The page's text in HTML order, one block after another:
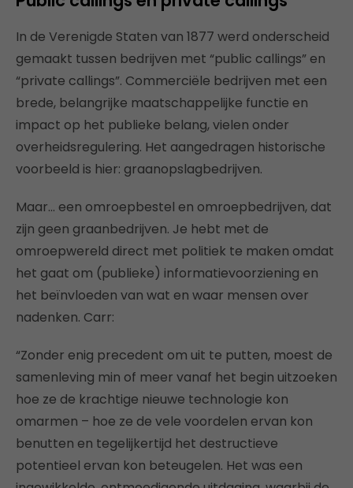
In de Verenigde Staten van 1877 werd onderscheid
gemaakt tussen bedrijven met “public callings” en
“private callings”. Commerciële bedrijven met een
brede, belangrijke maatschappelijke functie en
impact op het publieke belang, vielen onder
overheidsregulering. Het aangedragen historische
voorbeeld is hier: graanopslagbedrijven.
Maar… een omroepbestel en omroepbedrijven, dat
zijn geen graanbedrijven. Je hebt met de
omroepwereld direct met politiek te maken omdat
het gaat om (publieke) informatievoorziening en
het beïnvloeden van wat en waar mensen over
nadenken. Carr:
“Zonder enig precedent om uit te putten, moest de
samenleving min of meer vanaf het begin uitzoeken
hoe ze de krachtige nieuwe technologie kon
omarmen – hoe ze de vele voordelen ervan kon
benutten en tegelijkertijd het destructieve
potentieel ervan kon beteugelen. Het was een